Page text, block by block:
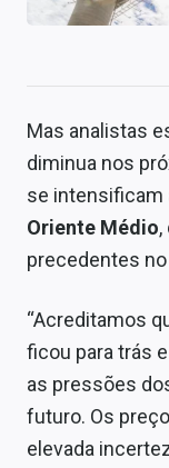
Mas analistas
diminua nos
se intensificam
Oriente Médio
precedentes
“Acreditamos
ficou para trás
as pressões
futuro. Os
elevada